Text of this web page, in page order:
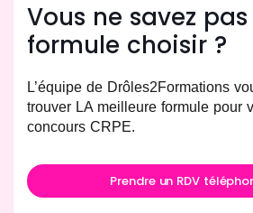
Vous ne savez
formule choisir ?
L’équipe de Drôles2Formations
trouver LA meilleure formule pour
concours CRPE.
Prendre un RDV